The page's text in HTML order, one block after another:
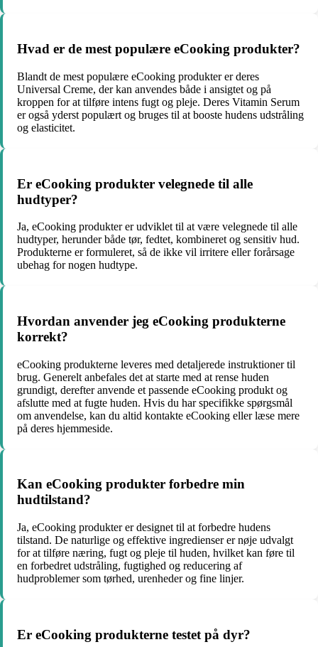
Hvad er de mest populære eCooking produkter?
Blandt de mest populære eCooking produkter er deres
Universal Creme, der kan anvendes både i ansigtet og på
kroppen for at tilføre intens fugt og pleje. Deres Vitamin Serum
er også yderst populært og bruges til at booste hudens udstråling
og elasticitet.
Er eCooking produkter velegnede til alle
hudtyper?
Ja, eCooking produkter er udviklet til at være velegnede til alle
hudtyper, herunder både tør, fedtet, kombineret og sensitiv hud.
Produkterne er formuleret, så de ikke vil irritere eller forårsage
ubehag for nogen hudtype.
Hvordan anvender jeg eCooking produkterne
korrekt?
eCooking produkterne leveres med detaljerede instruktioner til
brug. Generelt anbefales det at starte med at rense huden
grundigt, derefter anvende et passende eCooking produkt og
afslutte med at fugte huden. Hvis du har specifikke spørgsmål
om anvendelse, kan du altid kontakte eCooking eller læse mere
på deres hjemmeside.
Kan eCooking produkter forbedre min
hudtilstand?
Ja, eCooking produkter er designet til at forbedre hudens
tilstand. De naturlige og effektive ingredienser er nøje udvalgt
for at tilføre næring, fugt og pleje til huden, hvilket kan føre til
en forbedret udstråling, fugtighed og reducering af
hudproblemer som tørhed, urenheder og fine linjer.
Er eCooking produkterne testet på dyr?